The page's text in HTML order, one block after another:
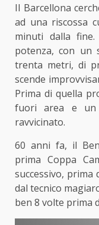
Il Barcellona
ad una riscossa
minuti dalla
potenza, con un
trenta metri, di
scende
Prima di quella
fuori area e
ravvicinato.
60 anni fa, il
prima Coppa
successivo,
dal tecnico
ben 8 volte prima